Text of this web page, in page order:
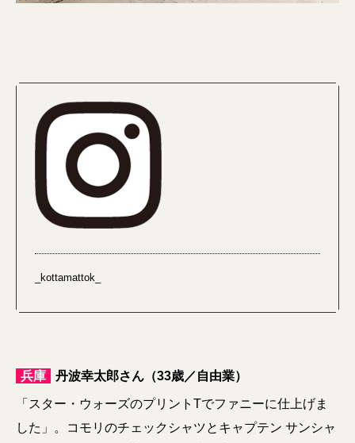
_kottamattok_
兵庫 丹波幸太郎さん（33歳／自由業）
「スター・ウォーズのプリントTでファニーに仕上げま
した」。コモリのチェックシャツとキャプテン サンシャ